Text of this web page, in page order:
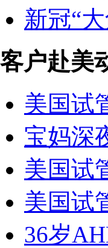
新冠“
客户赴美
美国试
宝妈深
美国试
美国试
36岁